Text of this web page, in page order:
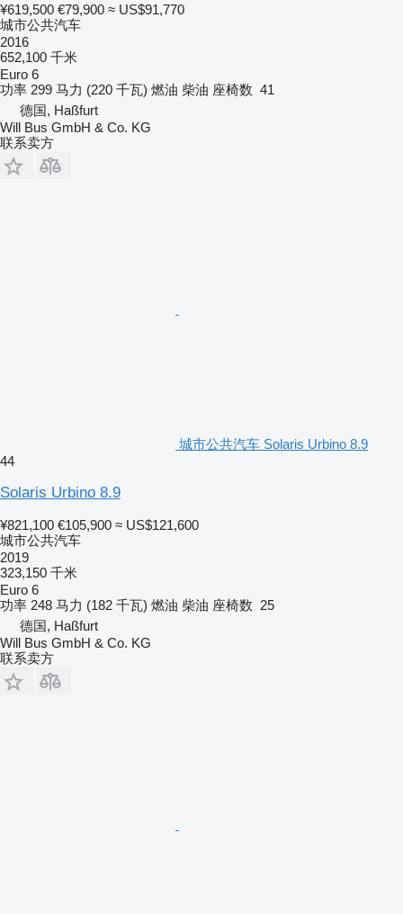
¥619,500 €79,900 ≈ US$91,770
城市公共汽车
2016
652,100 千米
Euro 6
功率 299 马力 (220 千瓦) 燃油 柴油 座椅数 41
德国, Haßfurt
Will Bus GmbH & Co. KG
联系卖方
城市公共汽车 Solaris Urbino 8.9
44
Solaris Urbino 8.9
¥821,100 €105,900 ≈ US$121,600
城市公共汽车
2019
323,150 千米
Euro 6
功率 248 马力 (182 千瓦) 燃油 柴油 座椅数 25
德国, Haßfurt
Will Bus GmbH & Co. KG
联系卖方